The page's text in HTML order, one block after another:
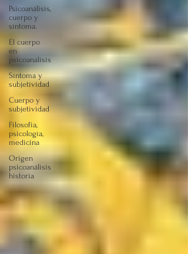
Psicoanálisis,
cuerpo y
síntoma.
El cuerpo
en
psicoanálisis
Síntoma y
subjetividad
Cuerpo y
subjetividad
Filosofia,
psicología,
medicina
Origen
psicoanálisis
historia